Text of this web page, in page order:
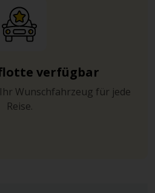
verfügbar
Wunschfahrzeug für jede
Reise.